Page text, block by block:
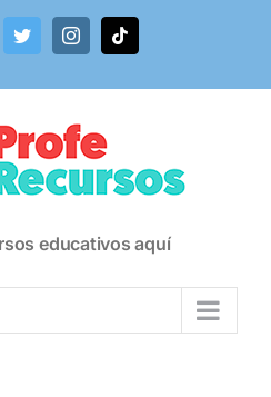
TwitterInstagramTiktok
educativos aquí